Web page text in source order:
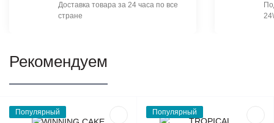
Доставка товара за 24 часа по все
стране
Рекомендуем
Популярный Популярный